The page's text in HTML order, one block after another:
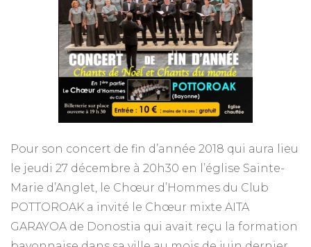
Pour son concert de fin d’année 2018 qui aura lieu
le jeudi 27 décembre à 20h30 en l’église Sainte-
Marie d’Anglet, le Chœur d’Hommes du Club
POTTOROAK a invité le Chœur mixte AITA
GARAYOA de Donostia qui avait reçu la formation